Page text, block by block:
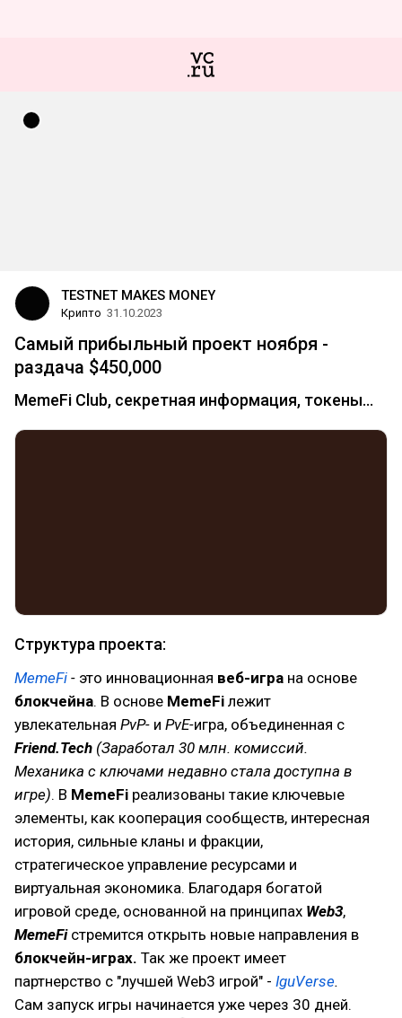
TESTNET MAKES MONEY
Крипто 31.10.2023
Самый прибыльный проект ноября -
раздача $450,000
MemeFi Club, секретная информация, токены...
Структура проекта:
MemeFi - это инновационная веб-игра на основе
блокчейна. В основе MemeFi лежит
увлекательная PvP- и PvE-игра, объединенная с
Friend.Tech (Заработал 30 млн. комиссий.
Механика с ключами недавно стала доступна в
игре). В MemeFi реализованы такие ключевые
элементы, как кооперация сообществ, интересная
история, сильные кланы и фракции,
стратегическое управление ресурсами и
виртуальная экономика. Благодаря богатой
игровой среде, основанной на принципах Web3,
MemeFi стремится открыть новые направления в
блокчейн-играх. Так же проект имеет
партнерство с "лучшей Web3 игрой" - IguVerse.
Сам запуск игры начинается уже через 30 дней.